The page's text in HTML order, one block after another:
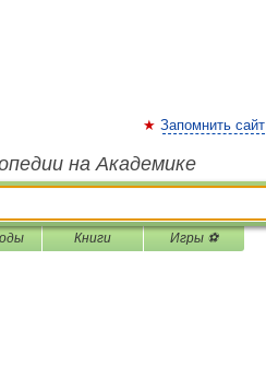
Запомнить сайт
на Академике
Книги Игры ⚽